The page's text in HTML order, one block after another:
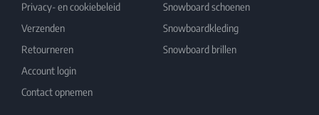
Privacy- en cookiebeleid
Verzenden
Retourneren
Account login
Contact opnemen
Snowboard schoenen
Snowboardkleding
Snowboard brillen